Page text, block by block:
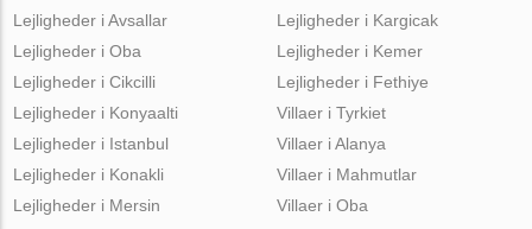
Lejligheder i Avsallar
Lejligheder i Oba
Lejligheder i Cikcilli
Lejligheder i Kargicak
Lejligheder i Kemer
Lejligheder i Fethiye
Lejligheder i Konyaalti
Lejligheder i Istanbul
Lejligheder i Konakli
Lejligheder i Mersin
Villaer i Tyrkiet
Villaer i Alanya
Villaer i Mahmutlar
Villaer i Oba